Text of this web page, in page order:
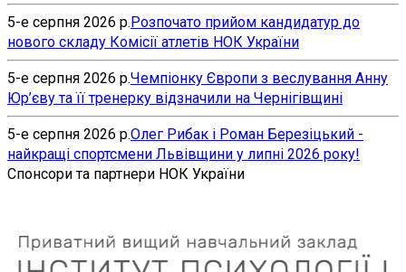
5-е серпня 2026 р.Розпочато прийом кандидатур до
нового складу Комісії атлетів НОК України
5-е серпня 2026 р.Чемпіонку Європи з веслування Анну
Юр’єву та її тренерку відзначили на Чернігівщині
5-е серпня 2026 р.Олег Рибак і Роман Березіцький -
найкращі спортсмени Львівщини у липні 2026 року!
Спонсори та партнери НОК України